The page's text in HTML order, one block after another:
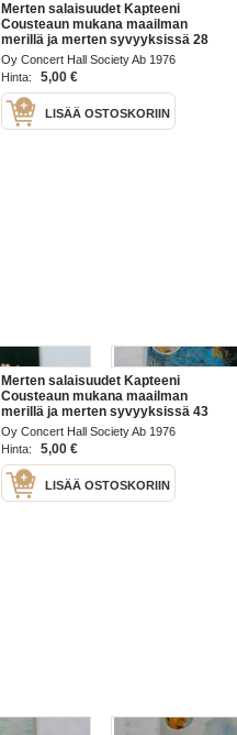
Merten salaisuudet Kapteeni
Cousteaun mukana maailman
merillä ja merten syvyyksissä 28
/76
Oy Concert Hall Society Ab 1976
Hinta:
5,00 €
LISÄÄ OSTOSKORIIN
Merten salaisuudet Kapteeni
Cousteaun mukana maailman
merillä ja merten syvyyksissä 43
/76
Oy Concert Hall Society Ab 1976
Hinta:
5,00 €
LISÄÄ OSTOSKORIIN